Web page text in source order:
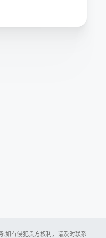
.如有侵犯贵方权利，请及时联系